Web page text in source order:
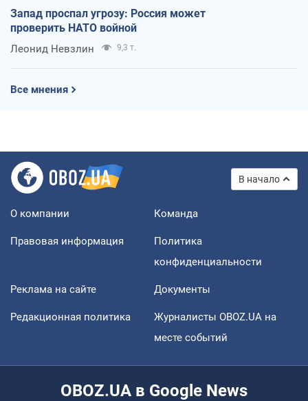
Запад проспал угрозу: Россия может
проверить НАТО войной
Леонид Невзлин 9,3 т.
Все мнения
В начало
О компании Команда
Правовая информация
Политика
конфиденциальности
Реклама на сайте Документы
Редакционная политика
Журналисты OBOZ.UA на
месте событий
OBOZ.UA в Google News